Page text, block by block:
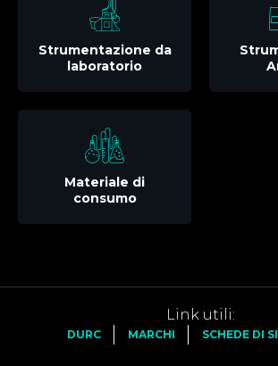
Strumentazione da
laboratorio
Materiale di
consumo
Link utili:
DURC MARCHI SCHEDE DI